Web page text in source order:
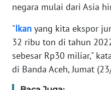
negara mulai dari Asia
"Ikan yang kita ekspor
32 ribu ton di tahun
sebesar Rp30 miliar,"
di Banda Aceh, Jumat
REDAKSI
KARIR
DISCLAIMER